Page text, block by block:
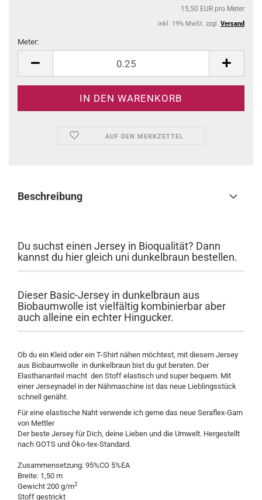
15,50 EUR pro Meter
inkl. 19% MwSt. zzgl. Versand
Meter:
AUF DEN MERKZETTEL
Beschreibung
Du suchst einen Jersey in Bioqualität? Dann
kannst du hier gleich uni dunkelbraun bestellen.
Dieser Basic-Jersey in dunkelbraun aus
Biobaumwolle ist vielfältig kombinierbar aber
auch alleine ein echter Hingucker.
Ob du ein Kleid oder ein T-Shirt nähen möchtest, mit diesem Jersey
aus Biobaumwolle in dunkelbraun bist du gut beraten. Der
Elasthananteil macht den Stoff elastisch und super bequem. Mit
einer Jerseynadel in der Nähmaschine ist das neue Lieblingsstück
schnell genäht.
Für eine elastische Naht verwende ich gerne das neue Seraflex-Garn
von Mettler
Der beste Jersey für Dich, deine Lieben und die Umwelt. Hergestellt
nach GOTS und Öko-tex-Standard.
Zusammensetzung: 95%CO 5%EA
Breite: 1,50 m
Gewicht 200 g/m2
Stoff gestrickt